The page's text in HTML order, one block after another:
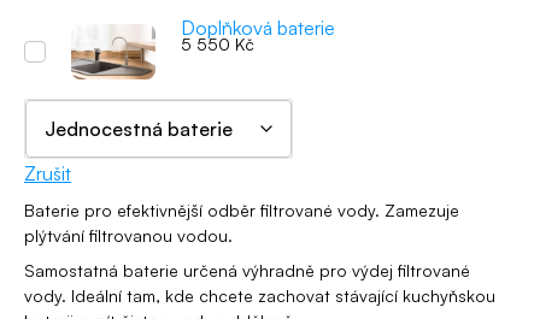
Doplňková baterie
5 550 Kč
Baterie pro efektivnější odběr filtrované vody. Zamezuje
plýtvání filtrovanou vodou.
Zrušit
Samostatná baterie určená výhradně pro výdej filtrované
vody. Ideální tam, kde chcete zachovat stávající kuchyňskou